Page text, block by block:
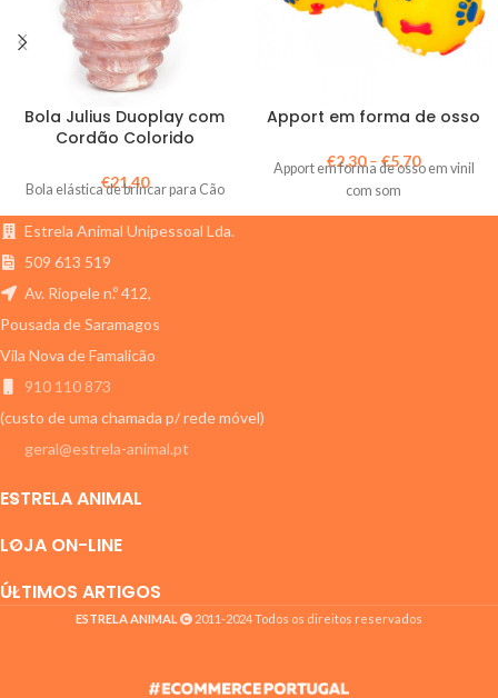
Bola Julius Duoplay com
Cordão Colorido
€21,40
Bola elástica de brincar para Cão
Apport em forma de osso
€2,30– €5,70
Apport em forma de osso em vinil
com som
Estrela Animal Unipessoal Lda.
509 613 519
Av. Riopele n.º 412,
Pousada de Saramagos
Vila Nova de Famalicão
910 110 873
(custo de uma chamada p/ rede móvel)
geral@estrela-animal.pt
ESTRELA ANIMAL
LOJA ON-LINE
ÚLTIMOS ARTIGOS
ESTRELA ANIMAL 2011-2024 Todos os direitos reservados